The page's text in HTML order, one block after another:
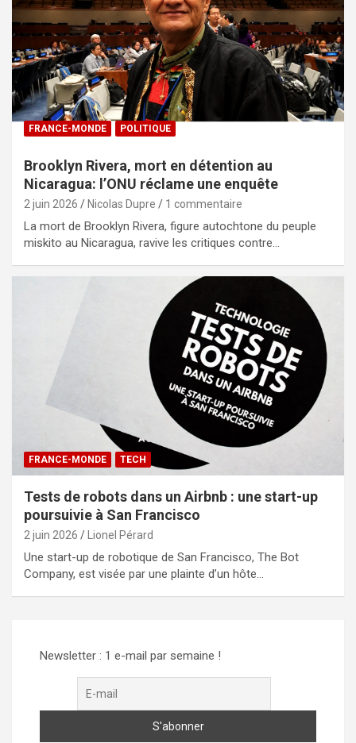
FRANCE-MONDE POLITIQUE
Brooklyn Rivera, mort en détention au
Nicaragua: l’ONU réclame une enquête
2 juin 2026 Nicolas Dupre 1 commentaire
La mort de Brooklyn Rivera, figure autochtone du peuple
miskito au Nicaragua, ravive les critiques contre…
FRANCE-MONDE TECH
Tests de robots dans un Airbnb : une start-up
poursuivie à San Francisco
2 juin 2026 Lionel Pérard
Une start-up de robotique de San Francisco, The Bot
Company, est visée par une plainte d’un hôte…
Newsletter : 1 e-mail par semaine !